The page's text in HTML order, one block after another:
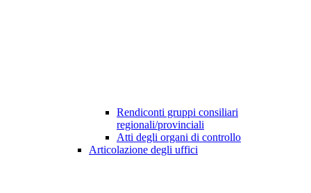
Rendiconti gruppi consiliari
regionali/provinciali
Atti degli organi di controllo
Articolazione degli uffici